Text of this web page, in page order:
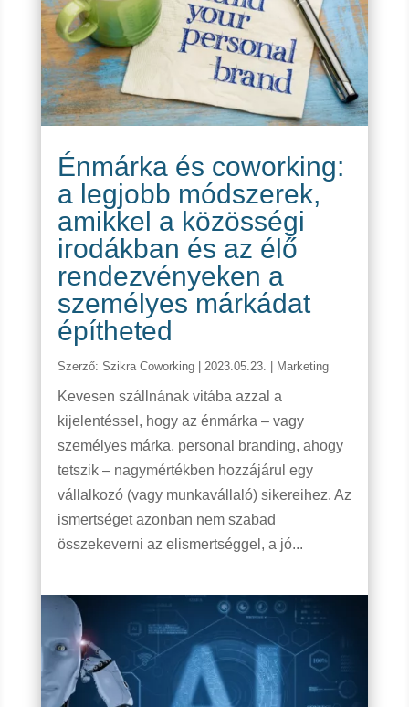
Énmárka és coworking:
a legjobb módszerek,
amikkel a közösségi
irodákban és az élő
rendezvényeken a
személyes márkádat
építheted
Szerző: Szikra Coworking| 2023.05.23. Marketing
Kevesen szállnának vitába azzal a
kijelentéssel, hogy az énmárka – vagy
személyes márka, personal branding, ahogy
tetszik – nagymértékben hozzájárul egy
vállalkozó (vagy munkavállaló) sikereihez. Az
ismertséget azonban nem szabad
összekeverni az elismertséggel, a jó...